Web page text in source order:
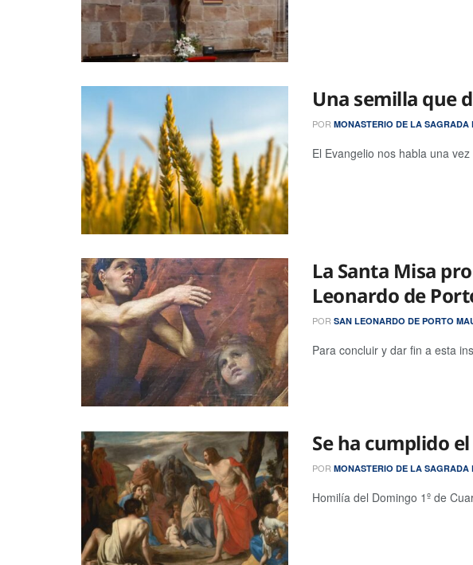
Una semilla que
POR MONASTERIO DE LA SAGRADA
El Evangelio nos habla una
La Santa Misa
Leonardo de
POR SAN LEONARDO DE PORTO
Para concluir y dar fin a esta
Se ha cumplido
POR MONASTERIO DE LA SAGRADA
Homilía del Domingo 1º de